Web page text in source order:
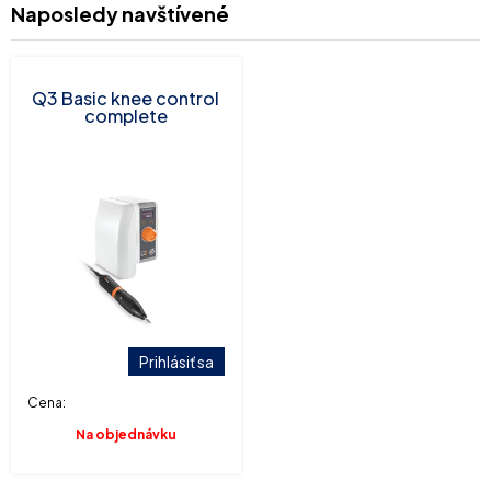
Naposledy navštívené
Q3 Basic knee control
complete
Cena:
Prihlásiť sa
Na objednávku